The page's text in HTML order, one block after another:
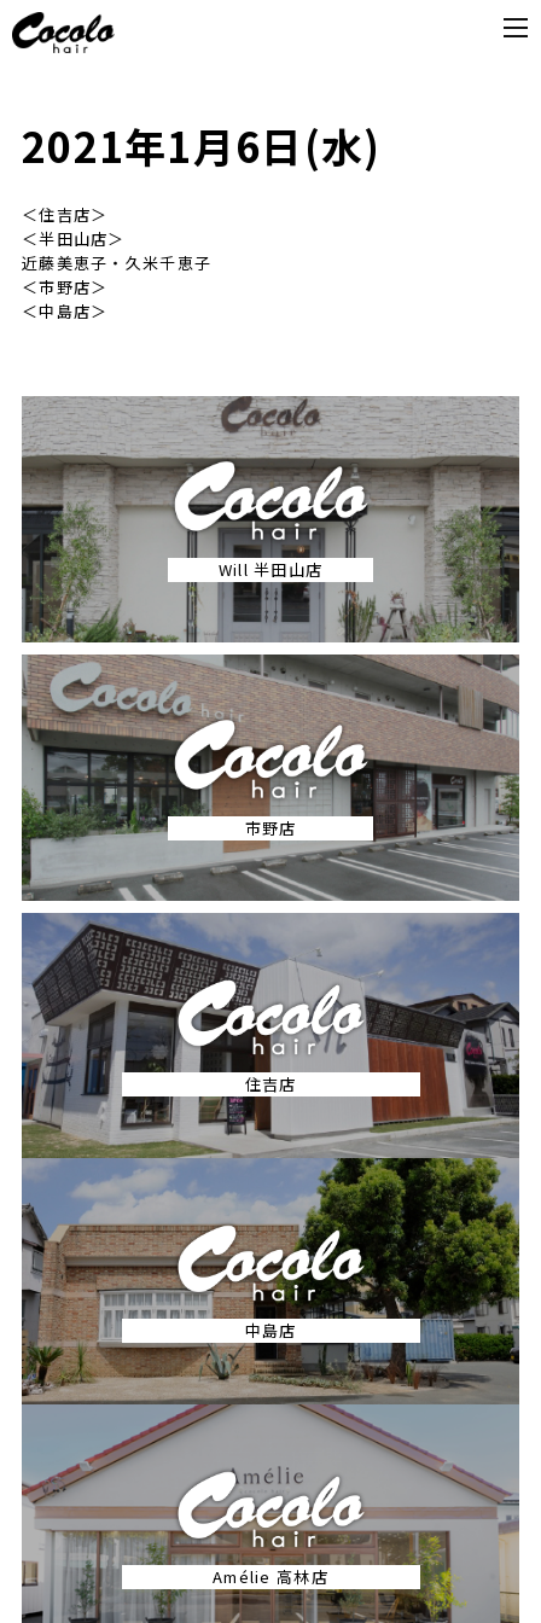
2021年1月6日(水)
＜住吉店＞
＜半田山店＞
近藤美恵子・久米千恵子
＜市野店＞
＜中島店＞
Will 半田山店
市野店
住吉店
中島店
Amélie 高林店